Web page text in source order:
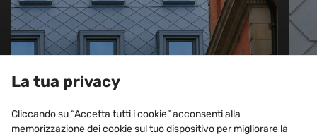
EDIFICI RESIDENZIALI
La tua privacy
Cliccando su “Accetta tutti i cookie” acconsenti alla
memorizzazione dei cookie sul tuo dispositivo per migliorare la